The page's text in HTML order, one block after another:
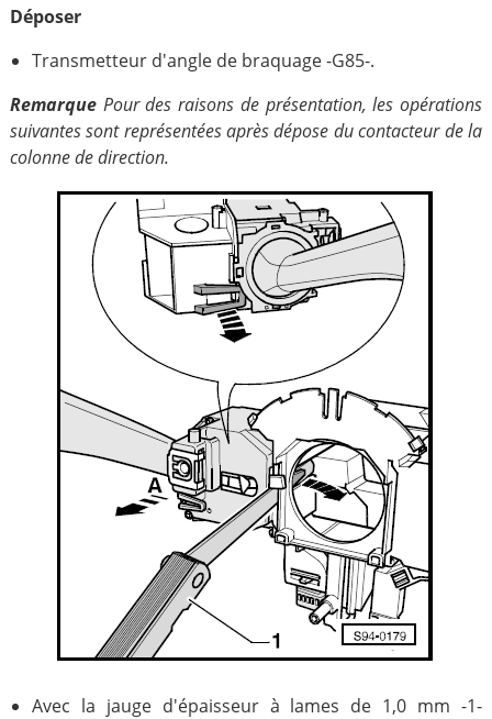
Déposer
Transmetteur d'angle de braquage -G85-.
RemarquePour des raisons de présentation, les opérations
suivantes sont représentées après dépose du contacteur de la
colonne de direction.
Avec la jauge d'épaisseur à lames de 1,0 mm -1-